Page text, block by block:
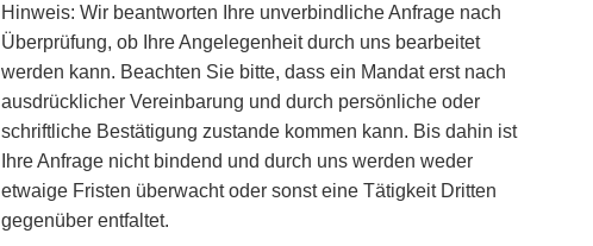
Hinweis: Wir beantworten Ihre unverbindliche Anfrage nach
Überprüfung, ob Ihre Angelegenheit durch uns bearbeitet
werden kann. Beachten Sie bitte, dass ein Mandat erst nach
ausdrücklicher Vereinbarung und durch persönliche oder
schriftliche Bestätigung zustande kommen kann. Bis dahin ist
Ihre Anfrage nicht bindend und durch uns werden weder
etwaige Fristen überwacht oder sonst eine Tätigkeit Dritten
gegenüber entfaltet.